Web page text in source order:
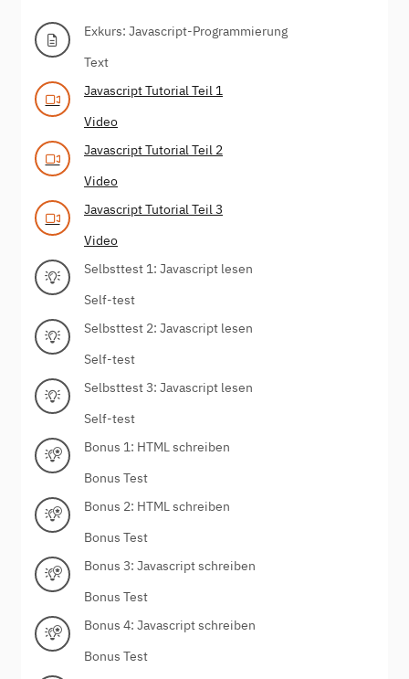
Exkurs: Javascript-Programmierung
Text
Javascript Tutorial Teil 1
Video
Javascript Tutorial Teil 2
Video
Javascript Tutorial Teil 3
Video
Selbsttest 1: Javascript lesen
Self-test
Selbsttest 2: Javascript lesen
Self-test
Selbsttest 3: Javascript lesen
Self-test
Bonus 1: HTML schreiben
Bonus Test
Bonus 2: HTML schreiben
Bonus Test
Bonus 3: Javascript schreiben
Bonus Test
Bonus 4: Javascript schreiben
Bonus Test